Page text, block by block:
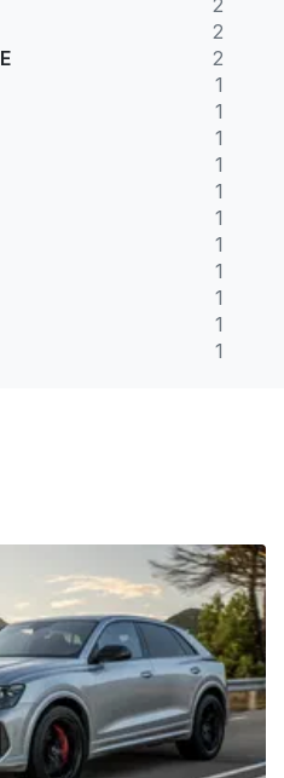
2
2
1
1
1
1
1
1
1
1
1
1
1